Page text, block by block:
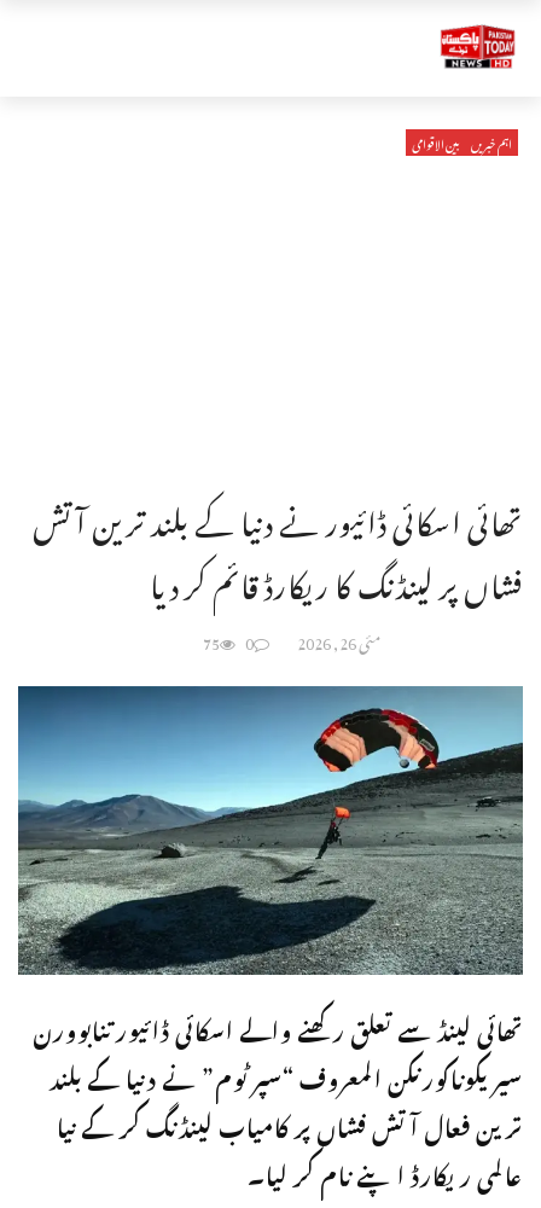
اہم خبریں بین الاقوامی
تھائی اسکائی ڈائیور نے دنیا کے بلند ترین آتش
فشاں پر لینڈنگ کا ریکارڈ قائم کر دیا
مئی 26, 2026 0
75
تھائی لینڈ سے تعلق رکھنے والے اسکائی ڈائیور تنابوورن
سیریکوناکورنکن المعروف “سپر ٹوم” نے دنیا کے بلند
ترین فعال آتش فشاں پر کامیاب لینڈنگ کر کے نیا
عالمی ریکارڈ اپنے نام کر لیا۔